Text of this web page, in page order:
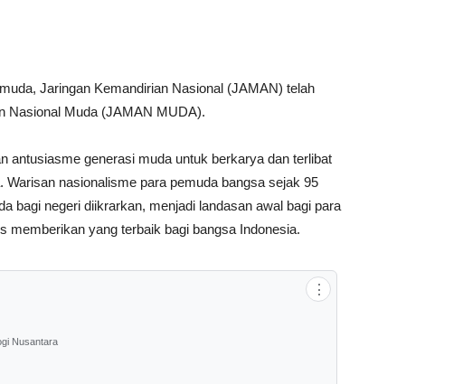
Jaringan Kemandirian Nasional (JAMAN) telah
Nasional Muda (JAMAN MUDA).
antusiasme generasi muda untuk berkarya dan terlibat
nasionalisme para pemuda bangsa sejak 95
bagi negeri diikrarkan, menjadi landasan awal bagi para
yang terbaik bagi bangsa Indonesia.
⋮
Nusantara